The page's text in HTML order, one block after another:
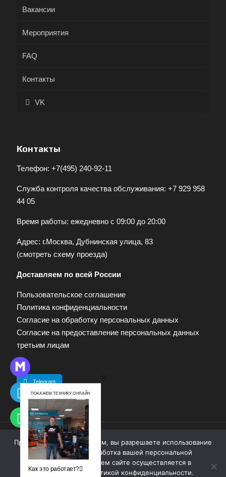
Вакансии
Мероприятия
FAQ
Контакты
VK
Контакты
Телефон: +7(495) 240-92-11
Служба контроля качества обслуживания: +7 929 958
44 05
Время работы: ежедневно с 09:00 до 20:00
Адрес: г.Москва, Дубнинская улица, 83
(смотреть схему проезда)
Доставляем по всей России
Пользовательское соглашение
Политика конфиденциальности
Согласие на обработку персональных данных
Согласие на предоставление персональных данных
третьим лицам
Telegram
© 2009—2025. Квадропарк. Все права защищены.
Материалы, размещенные на сайте, не являются
публичной офертой. Для получения информации
Продолжая работу с сайтом, вы разрешаете использование
cookie-файлов. Обработка вашей персональной
информации на нашем сайте осуществляется в
соответствии с
политикой конфиденциальности.
ПОКАЖЕМ ТЕХНИКУ ОНЛАЙН
Как это работает?